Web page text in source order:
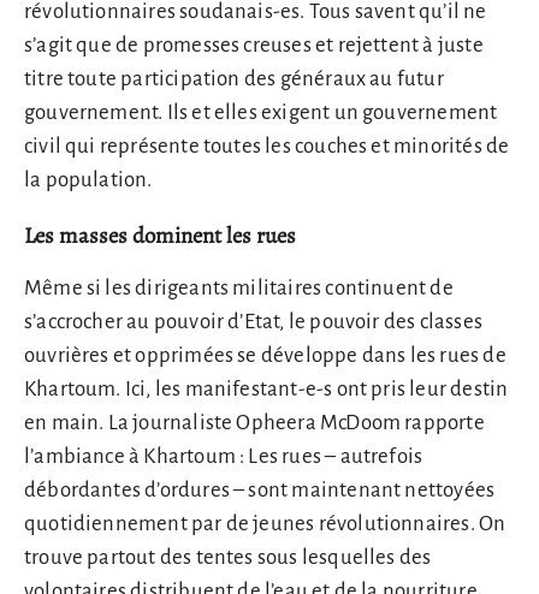
révolutionnaires soudanais-es. Tous savent qu’il ne
s’agit que de promesses creuses et rejettent à juste
titre toute participation des généraux au futur
gouvernement. Ils et elles exigent un gouvernement
civil qui représente toutes les couches et minorités de
la population.
Les masses dominent les rues
Même si les dirigeants militaires continuent de
s’accrocher au pouvoir d’Etat, le pouvoir des classes
ouvrières et opprimées se développe dans les rues de
Khartoum. Ici, les manifestant-e-s ont pris leur destin
en main. La journaliste Opheera McDoom rapporte
l’ambiance à Khartoum : Les rues – autrefois
débordantes d’ordures – sont maintenant nettoyées
quotidiennement par de jeunes révolutionnaires. On
trouve partout des tentes sous lesquelles des